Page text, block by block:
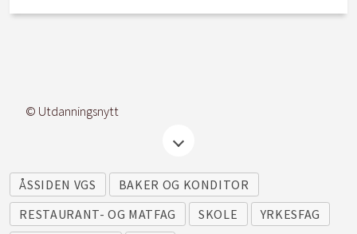
© Utdanningsnytt
ÅSSIDEN VGS
BAKER OG KONDITOR
RESTAURANT- OG MATFAG
SKOLE
YRKESFAG